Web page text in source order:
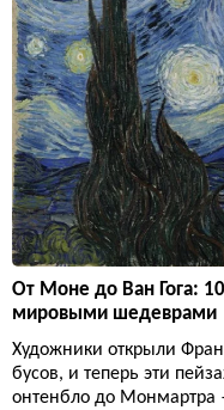
От Моне до Ван Гога:
мировыми шедеврами
Художники открыли
бусов, и теперь эти
онтенбло до Монмартра